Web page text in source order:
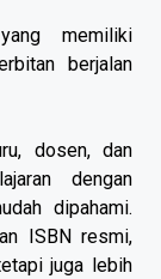
memiliki
berjalan
dosen, dan
dengan
dipahami.
ISBN resmi,
juga lebih